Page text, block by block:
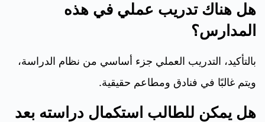
هل هناك تدريب عملي في هذه
المدارس؟
بالتأكيد، التدريب العملي جزء أساسي من نظام الدراسة،
ويتم غالبًا في فنادق ومطاعم حقيقية.
هل يمكن للطالب استكمال دراسته بعد